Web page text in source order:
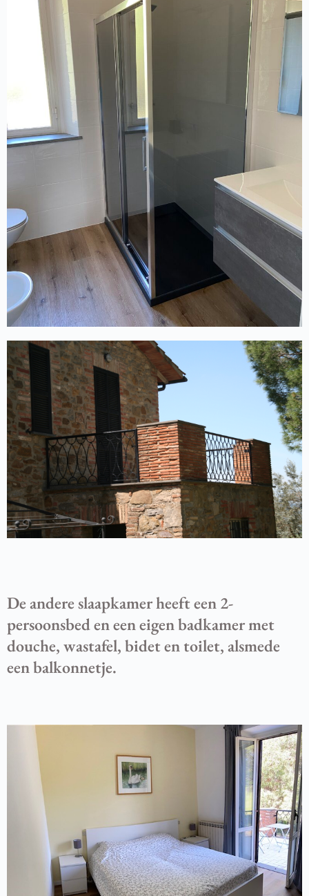
De andere slaapkamer heeft een 2-
persoonsbed en een eigen badkamer met
douche, wastafel, bidet en toilet, alsmede
een balkonnetje.